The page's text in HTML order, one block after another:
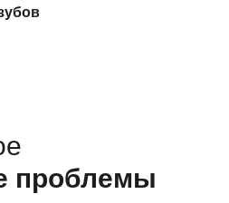
проблемы